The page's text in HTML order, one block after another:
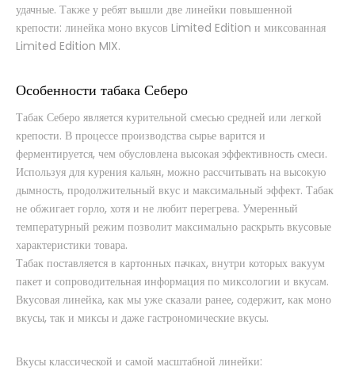
удачные. Также у ребят вышли две линейки повышенной
крепости: линейка моно вкусов Limited Edition и миксованная
Limited Edition MIX.
Особенности табака Себеро
Табак Себеро является курительной смесью средней или легкой
крепости. В процессе производства сырье варится и
ферментируется, чем обусловлена высокая эффективность смеси.
Используя для курения кальян, можно рассчитывать на высокую
дымность, продолжительный вкус и максимальный эффект. Табак
не обжигает горло, хотя и не любит перегрева. Умеренный
температурный режим позволит максимально раскрыть вкусовые
характеристики товара.
Табак поставляется в картонных пачках, внутри которых вакуум
пакет и сопроводительная информация по миксологии и вкусам.
Вкусовая линейка, как мы уже сказали ранее, содержит, как моно
вкусы, так и миксы и даже гастрономические вкусы.
Вкусы классической и самой масштабной линейки: